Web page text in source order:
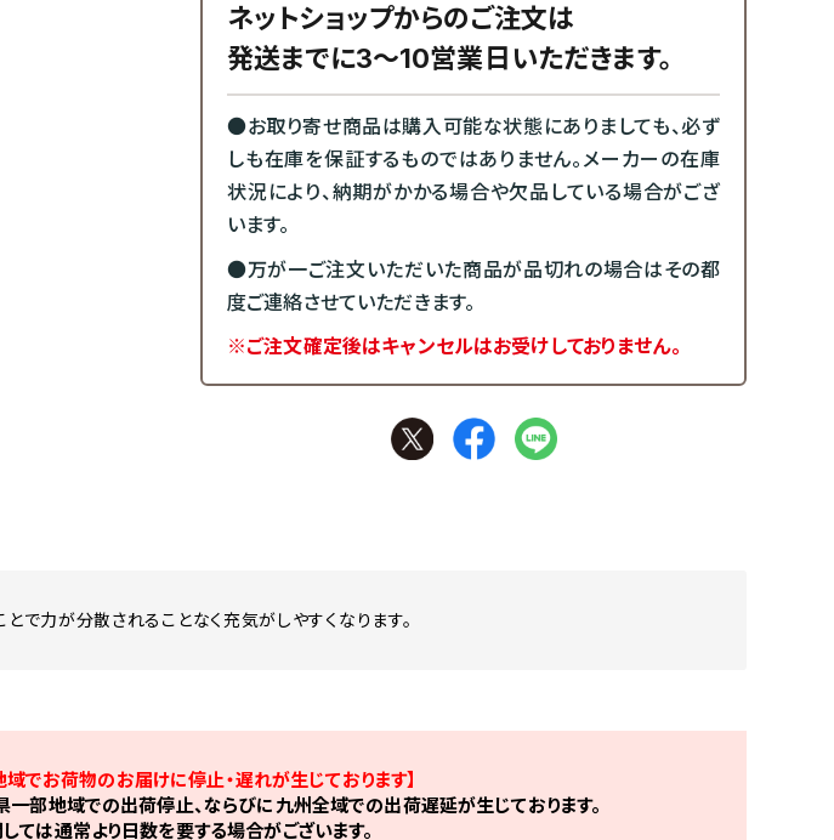
ネットショップからのご注文は
発送までに3～10営業日いただきます。
●お取り寄せ商品は購入可能な状態にありましても、必ず
しも在庫を保証するものではありません。メーカーの在庫
状況により、納期がかかる場合や欠品している場合がござ
います。
●万が一ご注文いただいた商品が品切れの場合はその都
度ご連絡させていただきます。
※ご注文確定後はキャンセルはお受けしておりません。
で力が分散されることなく充気がしやすくなります。
域でお荷物のお届けに停止・遅れが生じております】
部地域での出荷停止、ならびに九州全域での出荷遅延が生じております。
ては通常より日数を要する場合がございます。